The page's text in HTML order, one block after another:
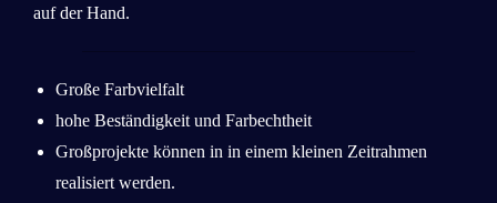
auf der Hand.
Große Farbvielfalt
hohe Beständigkeit und Farbechtheit
Großprojekte können in in einem kleinen Zeitrahmen
realisiert werden.